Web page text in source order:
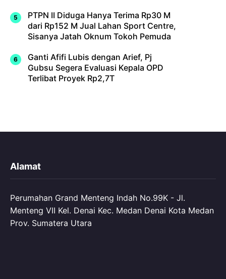
PTPN II Diduga Hanya Terima Rp30 M
dari Rp152 M Jual Lahan Sport Centre,
Sisanya Jatah Oknum Tokoh Pemuda
Ganti Afifi Lubis dengan Arief, Pj
Gubsu Segera Evaluasi Kepala OPD
Terlibat Proyek Rp2,7T
Alamat
Perumahan Grand Menteng Indah No.99K - Jl.
Menteng VII Kel. Denai Kec. Medan Denai Kota Medan
Prov. Sumatera Utara